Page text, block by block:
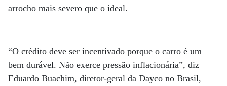
arrocho mais severo que o ideal.
“O crédito deve ser incentivado porque o carro é um
bem durável. Não exerce pressão inflacionária”, diz
Eduardo Buachim, diretor-geral da Dayco no Brasil,